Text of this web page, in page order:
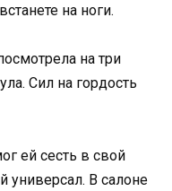
на ноги.
на три
Сил на гордость
ей сесть в свой
универсал. В салоне